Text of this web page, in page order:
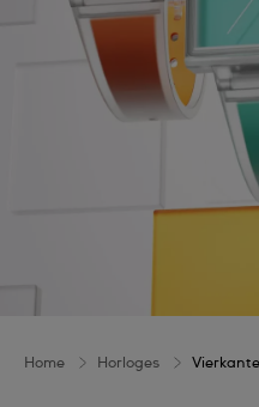
Home Horloges